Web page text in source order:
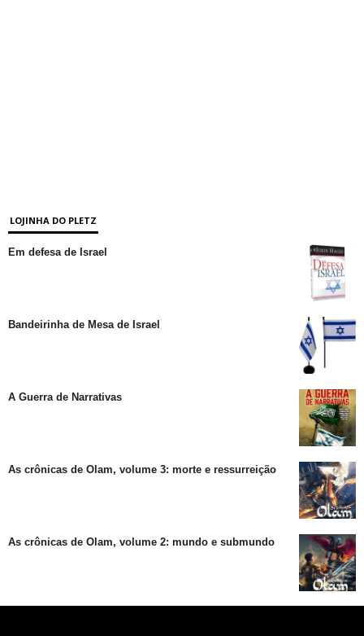
LOJINHA DO PLETZ
Em defesa de Israel
Bandeirinha de Mesa de Israel
A Guerra de Narrativas
As crônicas de Olam, volume 3: morte e ressurreição
As crônicas de Olam, volume 2: mundo e submundo